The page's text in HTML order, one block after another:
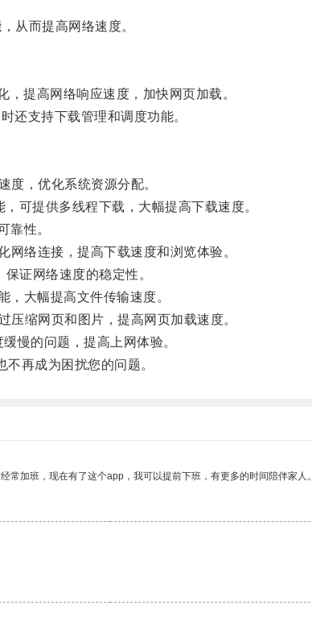
而提高网络速度。
提高网络响应速度，加快网页加载。
支持下载管理和调度功能。
，优化系统资源分配。
提供多线程下载，大幅提高下载速度。
性。
络连接，提高下载速度和浏览体验。
证网络速度的稳定性。
大幅提高文件传输速度。
缩网页和图片，提高网页加载速度。
慢的问题，提高上网体验。
再成为困扰您的问题。
加班，现在有了这个app，我可以提前下班，有更多的时间陪伴家人。